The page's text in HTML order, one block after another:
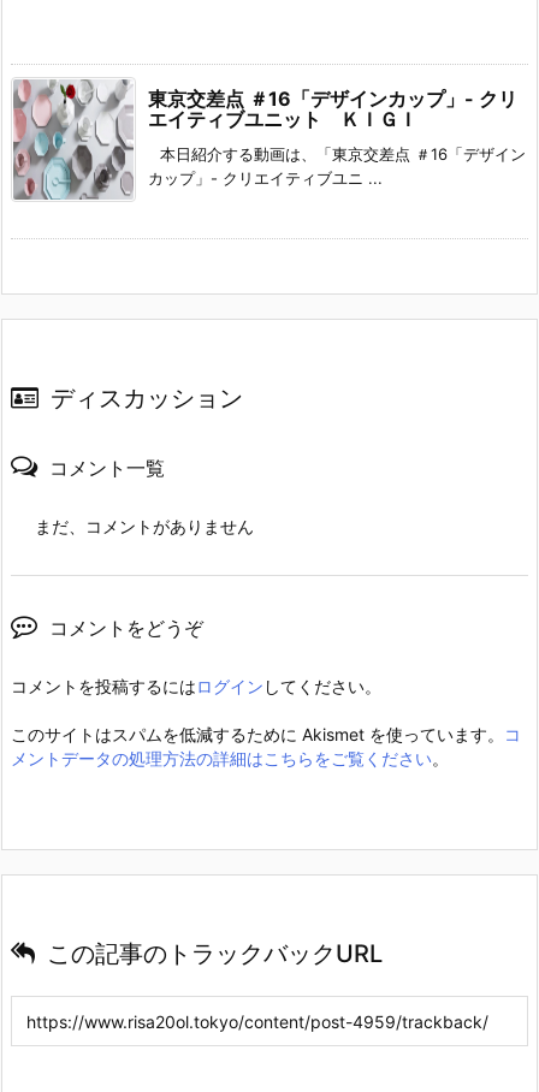
東京交差点 ＃16「デザインカップ」- クリ
エイティブユニット ＫＩＧＩ
本日紹介する動画は、「東京交差点 ＃16「デザイン
カップ」- クリエイティブユニ ...
ディスカッション
コメント一覧
まだ、コメントがありません
コメントをどうぞ
コメントを投稿するにはログイン してください。
このサイトはスパムを低減するために Akismet を使っています。
コ
メントデータの処理方法の詳細はこちらをご覧ください。
この記事のトラックバックURL